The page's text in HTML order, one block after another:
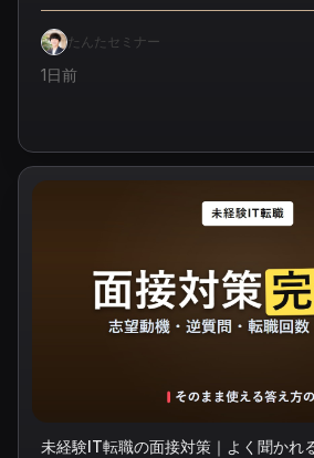
たんたセミナー
1日前
未経験IT転職の面接対策｜よく聞かれ